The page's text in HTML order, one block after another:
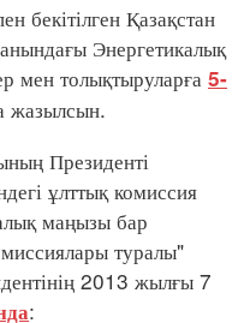
Қазақстан
Энергетикалық
мен толықтыруларға 5-
жазылсын.
Президенті
ұлттық комиссия
маңызы бар
туралы"
2013 жылғы 7
: